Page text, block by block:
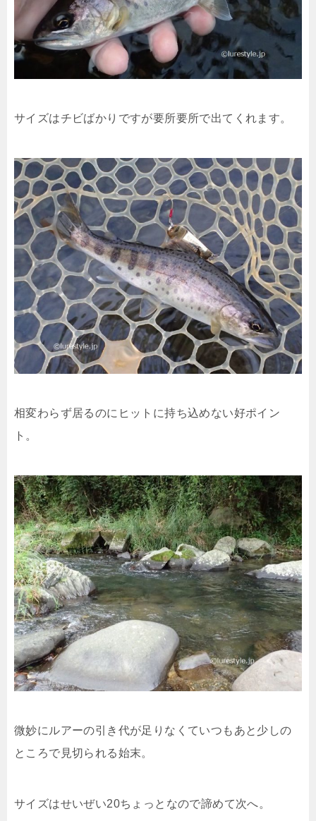
サイズはチビばかりですが要所要所で出てくれます。
相変わらず居るのにヒットに持ち込めない好ポイン
ト。
微妙にルアーの引き代が足りなくていつもあと少しの
ところで見切られる始末。
サイズはせいぜい20ちょっとなので諦めて次へ。